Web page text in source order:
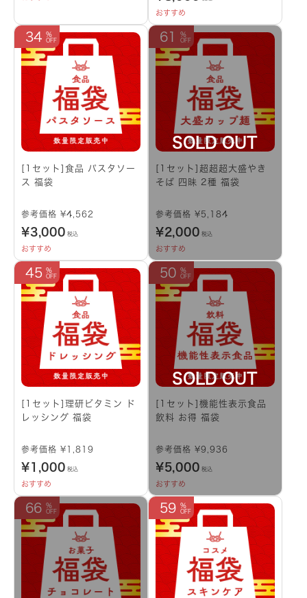
おすすめ
34
[1セット]食品 パスタソー
ス 福袋
参考価格 ¥4,562
¥3,000 税込
おすすめ
61
[1セット]超超超大盛やき
そば 四昧 2種 福袋
参考価格 ¥5,184
¥2,000 税込
おすすめ
45
[1セット]理研ビタミン ド
レッシング 福袋
参考価格 ¥1,819
¥1,000 税込
おすすめ
50
[1セット]機能性表示食品
飲料 お得 福袋
参考価格 ¥9,936
¥5,000 税込
おすすめ
66 59